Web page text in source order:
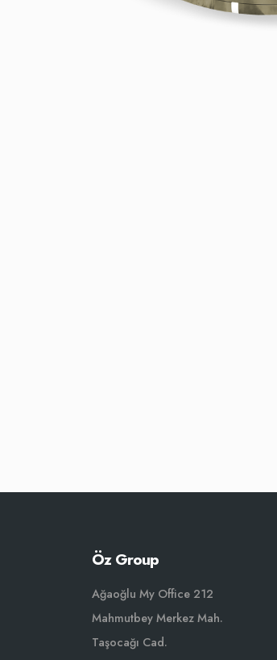
Öz Group
Ağaoğlu My Office 212
Mahmutbey Merkez Mah.
Taşocağı Cad.